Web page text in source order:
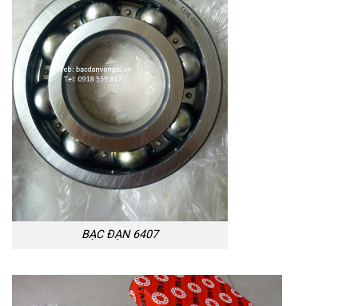
BẠC ĐẠN 6407